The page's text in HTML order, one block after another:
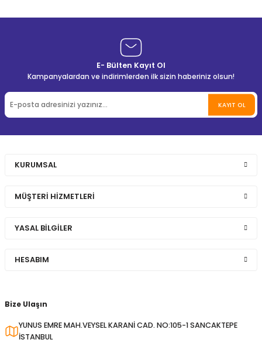
E- Bülten Kayıt Ol
Kampanyalardan ve indirimlerden ilk sizin haberiniz olsun!
KAYIT OL
Bize Ulaşın
YUNUS EMRE MAH.VEYSEL KARANİ CAD. NO:105-1 SANCAKTEPE
İSTANBUL
KURUMSAL
MÜŞTERİ HİZMETLERİ
YASAL BİLGİLER
HESABIM